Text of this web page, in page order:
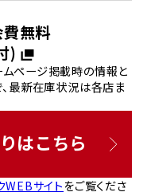
費無料
)
ムページ掲載時の情報と
最新在庫状況は各店ま
はこちら
サイトをご覧くださ